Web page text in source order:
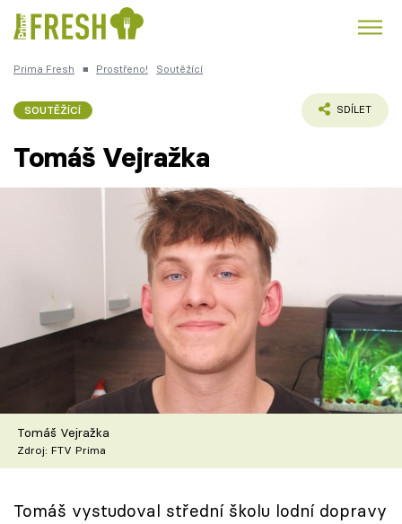
Česká kuchyně
Články
TV Program
Škola vaření
Recepty z TV
Speciál: Cuketa
Prima Fresh ■ Prostřeno! Soutěžící
SOUTĚŽÍCÍ SDÍLET
Tomáš Vejražka
Tomáš Vejražka
Zdroj: FTV Prima
Tomáš vystudoval střední školu lodní dopravy